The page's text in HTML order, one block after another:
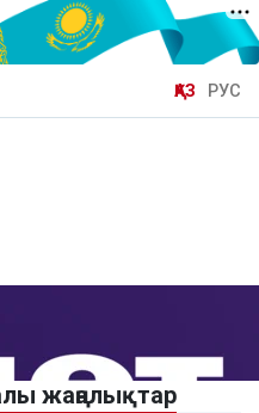
ҚАЗ РУС
жаңалықтар